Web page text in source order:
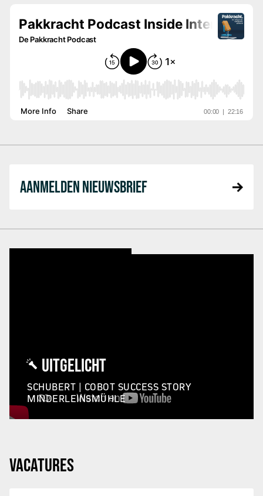
AANMELDEN NIEUWSBRIEF
UITGELICHT
SCHUBERT | COBOT SUCCESS STORY
MINDERLEINSMÜHLE
VACATURES